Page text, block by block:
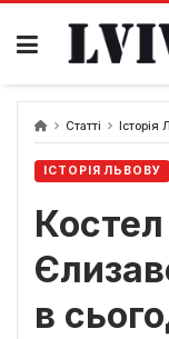
Skip
content
Статті Історія
ІСТОРІЯ ЛЬВОВУ
в